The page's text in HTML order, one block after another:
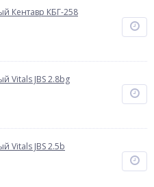
Кентавр КБГ-258
Vitals JBS 2.8bg
Vitals JBS 2.5b